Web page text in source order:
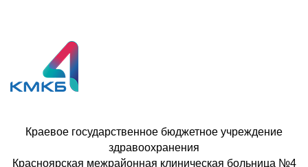
Краевое государственное бюджетное учреждение
здравоохранения
Красноярская межрайонная клиническая больница №4